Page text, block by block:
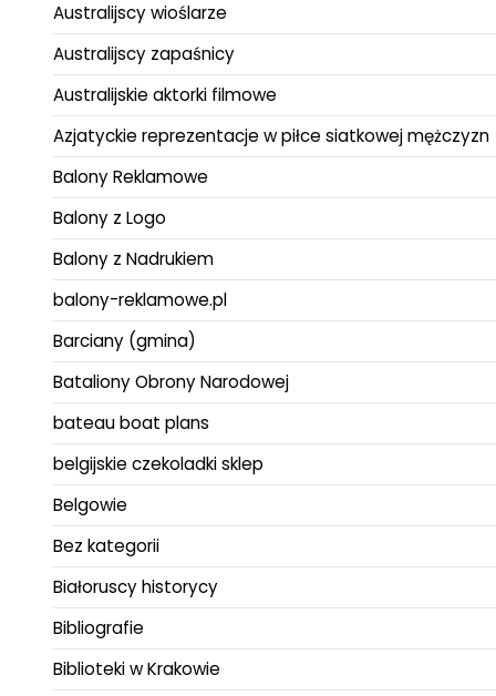
Australijscy wioślarze
Australijscy zapaśnicy
Australijskie aktorki filmowe
Azjatyckie reprezentacje w piłce siatkowej mężczyzn
Balony Reklamowe
Balony z Logo
Balony z Nadrukiem
balony-reklamowe.pl
Barciany (gmina)
Bataliony Obrony Narodowej
bateau boat plans
belgijskie czekoladki sklep
Belgowie
Bez kategorii
Białoruscy historycy
Bibliografie
Biblioteki w Krakowie